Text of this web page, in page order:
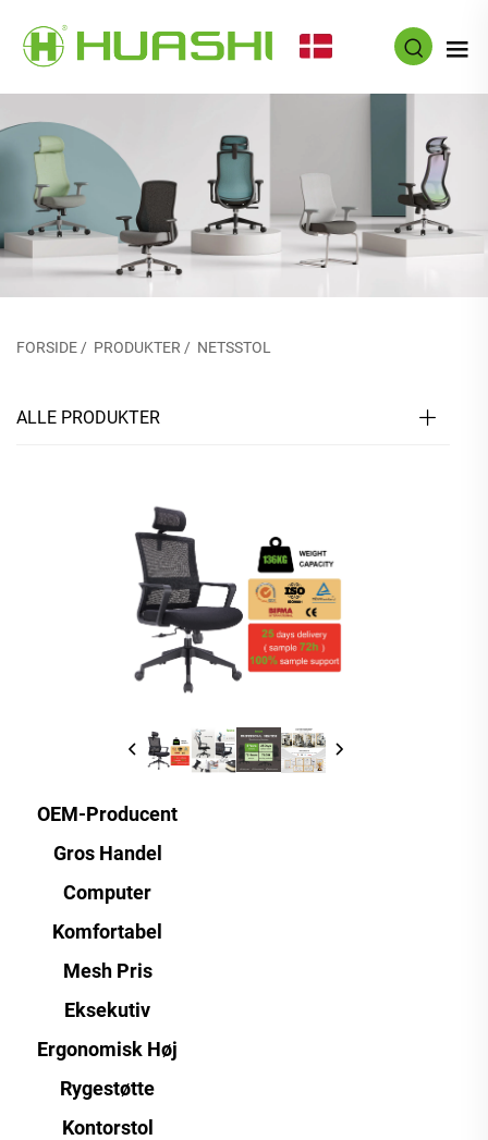
FORSIDE / PRODUKTER / NETSSTOL
ALLE PRODUKTER
OEM-Producent
Gros Handel
Computer
Komfortabel
Mesh Pris
Eksekutiv
Ergonomisk Høj
Rygestøtte
Kontorstol